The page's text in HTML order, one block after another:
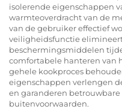
isolerende eigenschappen
warmteoverdracht van de
van de gebruiker effectief
veiligheidsfunctie
beschermingsmiddelen
comfortabele hanteren van
gehele kookproces
eigenschappen verlengen
en garanderen
buitenvoorwaarden.